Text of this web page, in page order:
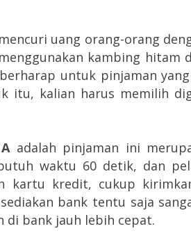
uang orang-orang
kambing hitam
untuk pinjaman
itu, kalian harus memilih
adalah pinjaman ini
waktu 60 detik, dan
kartu kredit, cukup
bank tentu saja
di bank jauh lebih cepat.